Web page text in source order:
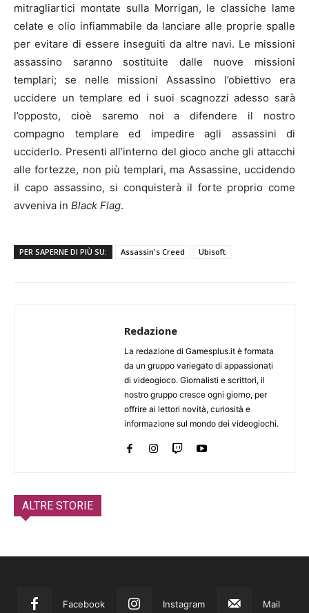
mitragliartici montate sulla Morrigan, le classiche lame
celate e olio infiammabile da lanciare alle proprie spalle
per evitare di essere inseguiti da altre navi. Le missioni
assassino saranno sostituite dalle nuove missioni
templari; se nelle missioni Assassino l’obiettivo era
uccidere un templare ed i suoi scagnozzi adesso sarà
l’opposto, cioè saremo noi a difendere il nostro
compagno templare ed impedire agli assassini di
ucciderlo. Presenti all’interno del gioco anche gli attacchi
alle fortezze, non più templari, ma Assassine, uccidendo
il capo assassino, si conquisterà il forte proprio come
avveniva in Black Flag.
PER SAPERNE DI PIÙ SU: Assassin's Creed Ubisoft
Redazione
La redazione di Gamesplus.it è formata
da un gruppo variegato di appassionati
di videogioco. Giornalisti e scrittori, il
nostro gruppo cresce ogni giorno, per
offrire ai lettori novità, curiosità e
informazione sul mondo dei videogiochi.
ALTRE STORIE
Facebook Instagram Mail